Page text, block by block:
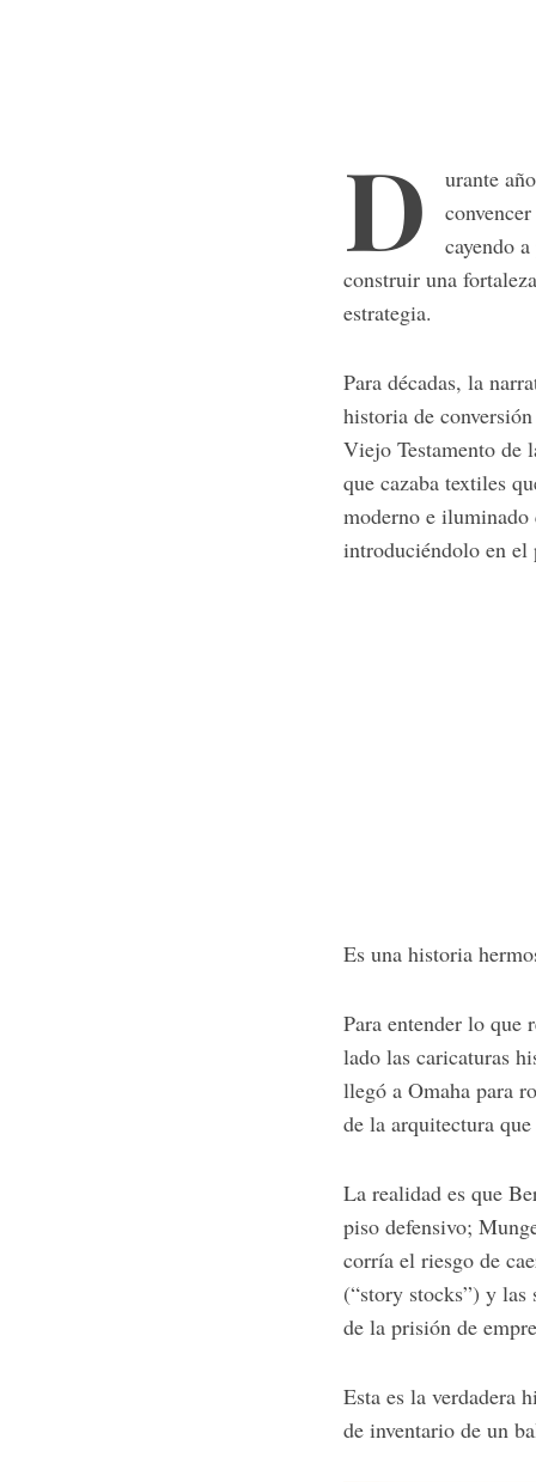
D
urante
cayendo
construir una
estrategia.
Para décadas, la
historia de
Viejo Testamento de
que cazaba textiles
moderno e iluminado
introduciéndolo en el
Es una historia
Para entender lo que
lado las caricaturas
llegó a Omaha para
de la arquitectura
La realidad es que
piso defensivo;
corría el riesgo de
(“story stocks”) y
de la prisión de
Esta es la verdadera
de inventario de un